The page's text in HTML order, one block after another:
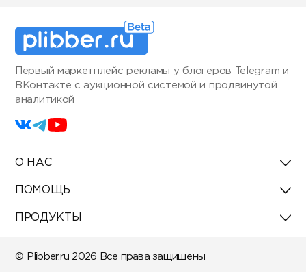
Первый маркетплейс рекламы у блогеров Telegram и
ВКонтакте с аукционной системой и продвинутой
аналитикой
О НАС
ПОМОЩЬ
ПРОДУКТЫ
© Plibber.ru 2026 Все права защищены